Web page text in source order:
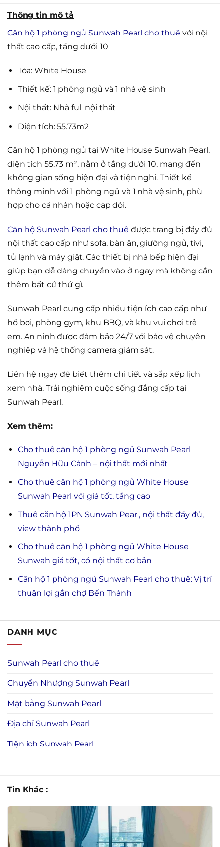
Thông tin mô tả
Căn hộ 1 phòng ngủ Sunwah Pearl cho thuê với nội
thất cao cấp, tầng dưới 10
Tòa: White House
Thiết kế: 1 phòng ngủ và 1 nhà vệ sinh
Nội thất: Nhà full nội thất
Diện tích: 55.73m2
Căn hộ 1 phòng ngủ tại White House Sunwah Pearl,
diện tích 55.73 m², nằm ở tầng dưới 10, mang đến
không gian sống hiện đại và tiện nghi. Thiết kế
thông minh với 1 phòng ngủ và 1 nhà vệ sinh, phù
hợp cho cá nhân hoặc cặp đôi.
Căn hộ Sunwah Pearl cho thuê được trang bị đầy đủ
nội thất cao cấp như sofa, bàn ăn, giường ngủ, tivi,
tủ lạnh và máy giặt. Các thiết bị nhà bếp hiện đại
giúp bạn dễ dàng chuyển vào ở ngay mà không cần
thêm bất cứ thứ gì.
Sunwah Pearl cung cấp nhiều tiện ích cao cấp như
hồ bơi, phòng gym, khu BBQ, và khu vui chơi trẻ
em. An ninh được đảm bảo 24/7 với bảo vệ chuyên
nghiệp và hệ thống camera giám sát.
Liên hệ ngay để biết thêm chi tiết và sắp xếp lịch
xem nhà. Trải nghiệm cuộc sống đẳng cấp tại
Sunwah Pearl.
Xem thêm:
Cho thuê căn hộ 1 phòng ngủ Sunwah Pearl
Nguyễn Hữu Cảnh – nội thất mới nhất
Cho thuê căn hộ 1 phòng ngủ White House
Sunwah Pearl với giá tốt, tầng cao
Thuê căn hộ 1PN Sunwah Pearl, nội thất đầy đủ,
view thành phố
Cho thuê căn hộ 1 phòng ngủ White House
Sunwah giá tốt, có nội thất cơ bản
Căn hộ 1 phòng ngủ Sunwah Pearl cho thuê: Vị trí
thuận lợi gần chợ Bến Thành
DANH MỤC
Sunwah Pearl cho thuê
Chuyển Nhượng Sunwah Pearl
Mặt bằng Sunwah Pearl
Địa chỉ Sunwah Pearl
Tiện ích Sunwah Pearl
Tin Khác :